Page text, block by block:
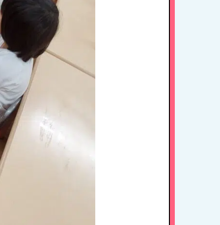
アクセス
お問い合わせ
病児保育について